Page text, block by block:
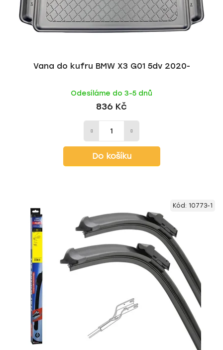
Vana do kufru BMW X3 G01 5dv 2020-
Odesíláme do 3-5 dnů
836 Kč
Do košíku
Kód: 10773-1